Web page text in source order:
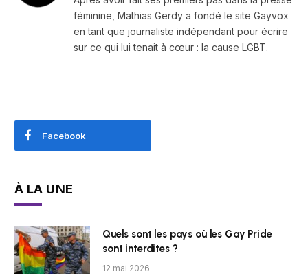
féminine, Mathias Gerdy a fondé le site Gayvox
en tant que journaliste indépendant pour écrire
sur ce qui lui tenait à cœur : la cause LGBT.
Facebook
À LA UNE
Quels sont les pays où les Gay Pride
sont interdites ?
12 mai 2026